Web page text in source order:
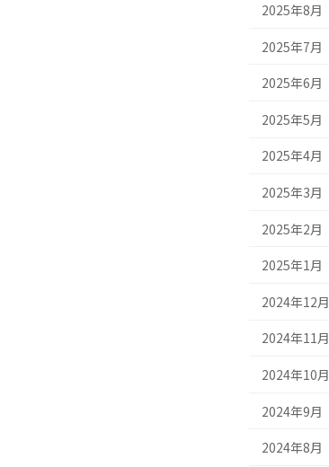
2025年8月
2025年7月
2025年6月
2025年5月
2025年4月
2025年3月
2025年2月
2025年1月
2024年12月
2024年11月
2024年10月
2024年9月
2024年8月